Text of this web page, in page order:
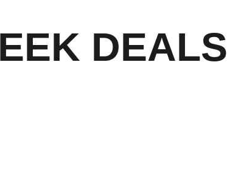
DEALS